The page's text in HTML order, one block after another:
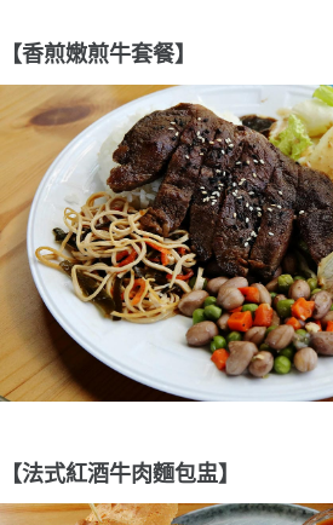
【香煎嫩煎牛套餐】
【法式紅酒牛肉麵包盅】